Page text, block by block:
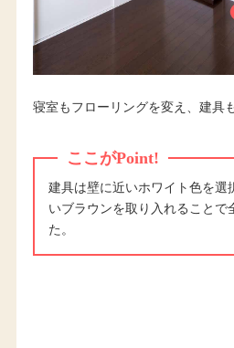
寝室もフローリングを変え、建具
ここがPoint!
建具は壁に近いホワイト色を選
いブラウンを取り入れることで
た。